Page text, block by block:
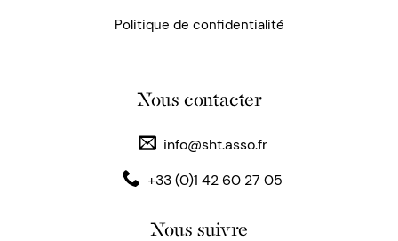
Politique de confidentialité
Nous contacter
info@sht.asso.fr
+33 (0)1 42 60 27 05
Nous suivre